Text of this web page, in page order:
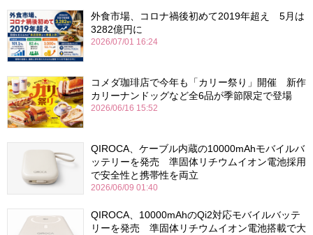
外食市場、コロナ禍後初めて2019年超え 5月は
3282億円に
2026/07/01 16:24
コメダ珈琲店で今年も「カリー祭り」開催 新作
カリーナンドッグなど全6品が季節限定で登場
2026/06/16 15:52
QIROCA、ケーブル内蔵の10000mAhモバイルバ
ッテリーを発売 準固体リチウムイオン電池採用
で安全性と携帯性を両立
2026/06/09 01:40
QIROCA、10000mAhのQi2対応モバイルバッテ
リーを発売 準固体リチウムイオン電池搭載で大